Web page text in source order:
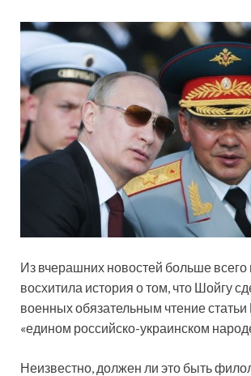
Из вчерашних новостей больше всего
восхитила история о том, что Шойгу
военных обязательным чтение статьи
«едином российско-украинском
Неизвестно, должен ли это быть